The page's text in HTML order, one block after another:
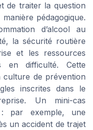
de traiter la question
pédagogique.
d’alcool au
la sécurité routière
et les ressources
en difficulté. Cette
de prévention
inscrites dans le
Un mini-cas
par exemple, une
un accident de trajet